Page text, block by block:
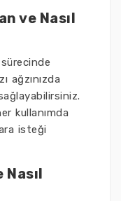
ve Nasıl
sürecinde
ağzınızda
kullanımda
isteği
Nasıl